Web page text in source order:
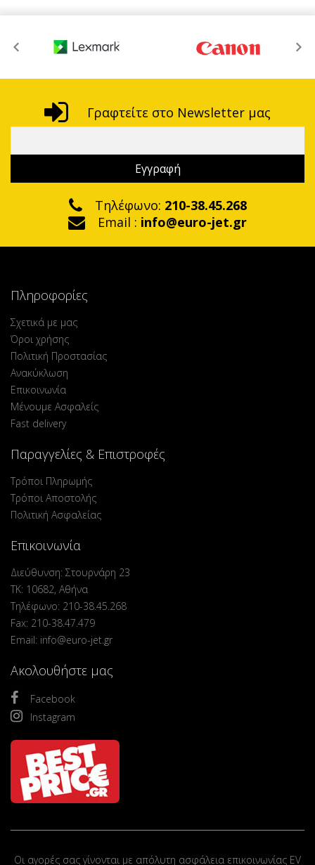
Γραφτείτε στο Newsletter μας
Τηλέφωνο: 210-38.45.268
Email : info@euro-jet.gr
Πληροφορίες
Σχετικά με μας
Όροι χρήσης
Πολιτική Προστασίας
Ανακύκλωση
Επικοινωνία
Μένουμε Ασφαλείς
Fast delivery
Παραγγελίες & Επιστροφές
Τρόποι Πληρωμής
Τρόποι Αποστολής
Πολιτική Ασφαλείας
Επικοινωνία
Διεύθυνση: Στουρνάρη 23
ΤΚ: 10682, Αθήνα
Τηλέφωνο: 210-38.45.268
Fax: 210-38.47.479
Email: info@euro-jet.gr
Ακολουθήστε μας
Facebook
Instagram
Οι αγορές σας γίνονται με απόλυτη ασφάλεια επικοινωνίας EV